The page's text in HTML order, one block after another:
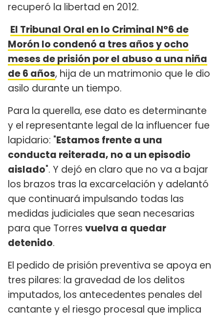
recuperó la libertad en 2012.
El Tribunal Oral en lo Criminal N°6 de
Morón lo condenó a tres años y ocho
meses de prisión por el abuso a una niña
de 6 años, hija de un matrimonio que le dio
asilo durante un tiempo.
Para la querella, ese dato es determinante
y el representante legal de la influencer fue
lapidario: "Estamos frente a una
conducta reiterada, no a un episodio
aislado". Y dejó en claro que no va a bajar
los brazos tras la excarcelación y adelantó
que continuará impulsando todas las
medidas judiciales que sean necesarias
para que Torres vuelva a quedar
detenido.
El pedido de prisión preventiva se apoya en
tres pilares: la gravedad de los delitos
imputados, los antecedentes penales del
cantante y el riesgo procesal que implica